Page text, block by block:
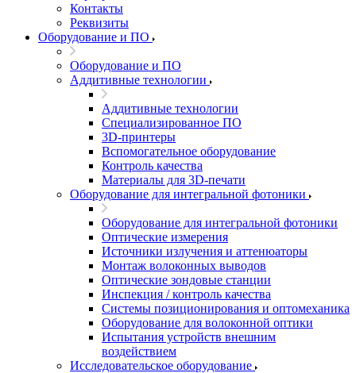
Контакты
Реквизиты
Оборудование и ПО
Оборудование и ПО
Аддитивные технологии
Аддитивные технологии
Специализированное ПО
3D-принтеры
Вспомогательное оборудование
Контроль качества
Материалы для 3D-печати
Оборудование для интегральной фотоники
Оборудование для интегральной фотоники
Оптические измерения
Источники излучения и аттенюаторы
Монтаж волоконных выводов
Оптические зондовые станции
Инспекция / контроль качества
Системы позиционирования и оптомеханика
Оборудование для волоконной оптики
Испытания устройств внешним
воздействием
Исследовательское оборудование